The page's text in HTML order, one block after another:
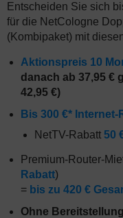
Entscheiden Sie sich
für die NetCologne
(Kombipaket) mit
Aktionspreis 10
danach ab 37,95 €
42,95 €)
Bis 300 €* Internet-
NetTV-Rabatt 50
Premium-Router-
Rabatt)
= bis zu 420 €
Ohne